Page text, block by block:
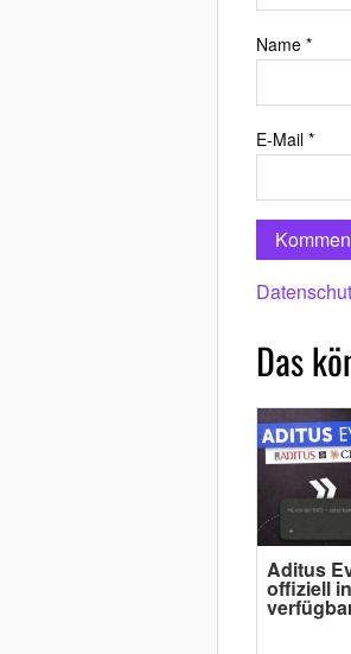
Name *
E-Mail *
Das
Aditus
offiziell